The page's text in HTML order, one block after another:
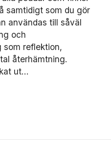
samtidigt som du gör
användas till såväl
och
som reflektion,
återhämtning.
ut…